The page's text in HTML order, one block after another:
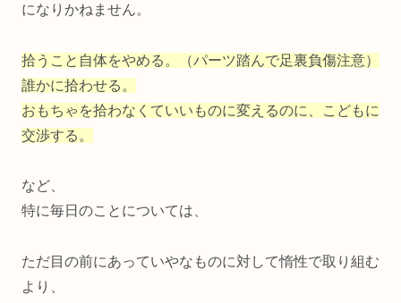
になりかねません。
拾うこと自体をやめる。（パーツ踏んで足裏負傷注意）
誰かに拾わせる。
おもちゃを拾わなくていいものに変えるのに、こどもに
交渉する。
など、
特に毎日のことについては、
ただ目の前にあっていやなものに対して惰性で取り組む
より、